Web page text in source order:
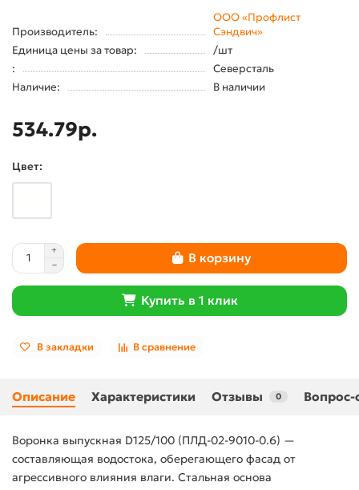
Производитель:
ООО «Профлист
Сэндвич»
Единица цены за товар:
/шт
:
Северсталь
Наличие:
В наличии
534.79р.
Цвет:
В корзину
Купить в 1 клик
В закладки В сравнение
Описание Характеристики Отзывы 0 Вопрос-
Воронка выпускная D125/100 (ПЛД-02-9010-0.6) —
составляющая водостока, оберегающего фасад от
агрессивного влияния влаги. Стальная основа